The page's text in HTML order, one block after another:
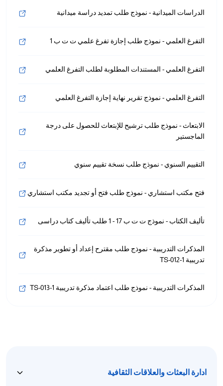
الدراسات الميدانية - نموذج طلب تمديد دراسة ميدانية
التفرغ العلمي - نموذج طلب إجازة تفرغ علمي ت ت ب 1
التفرغ العلمي - المستندات المطلوبة لطلب التفرغ العلمي
التفرغ العلمي - نموذج تقرير نهاية إجازة التفرغ العلمي
الابتعاث - نموذج طلب ترشيح للإبتعاث للحصول على درجة
الماجستير
التقييم السنوي - نموذج طلب نسخة تقييم سنوي
فتح مكتب استشاري - نموذج طلب فتح أو تجديد مكتب استشاري
تأليف الكتاب - نموذج ت ت ب 17 - 1 طلب تأليف كتاب دراسى
المذكرات التدريبية - نموذج طلب مقترح إعداد أو تطوير مذكرة
تدريبية TS-012-1
المذكرات التدريبية - نموذج طلب اعتماد مذكرة تدريبية TS-013-1
ادارة البعثات والعلاقات الثقافية